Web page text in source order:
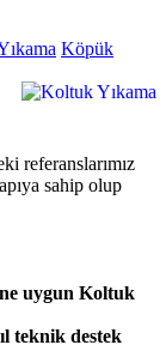
Köpük
referanslarımız
sahip olup
uygun Koltuk
teknik destek